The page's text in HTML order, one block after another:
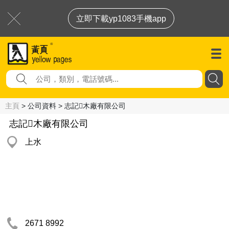
立即下載yp1083手機app
主頁 > 公司資料 > 志記木廠有限公司
志記木廠有限公司
上水
2671 8992